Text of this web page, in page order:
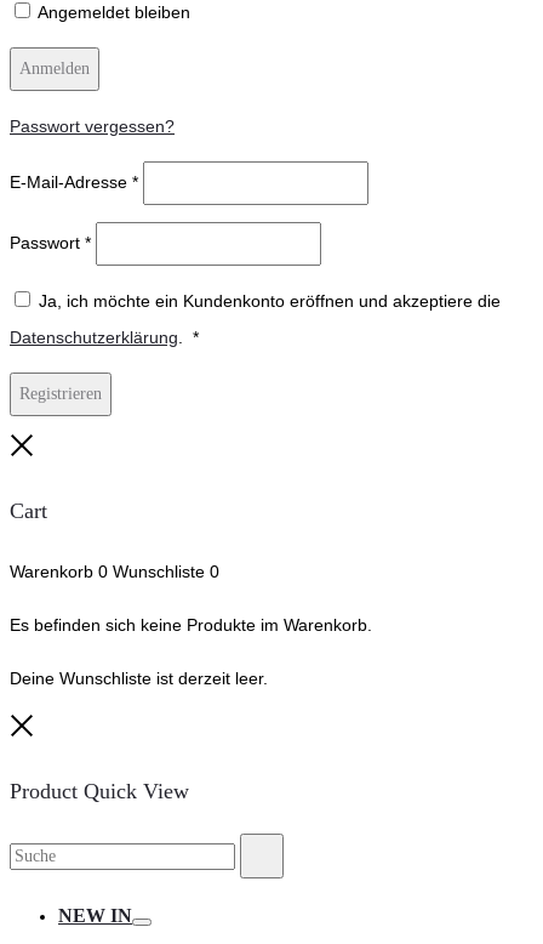
Angemeldet bleiben
Anmelden
Passwort vergessen?
E-Mail-Adresse *
Passwort *
Ja, ich möchte ein Kundenkonto eröffnen und akzeptiere die
Datenschutzerklärung
*Erforderlich
Registrieren
Cart
Warenkorb 0 Wunschliste 0
Es befinden sich keine Produkte im Warenkorb.
Deine Wunschliste ist derzeit leer.
Product Quick View
Suche
NEW IN